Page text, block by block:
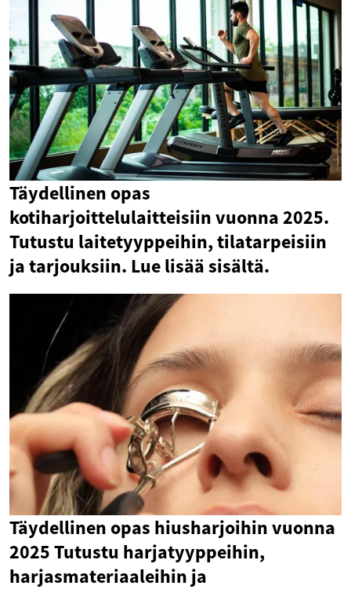
Täydellinen opas
kotiharjoittelulaitteisiin vuonna 2025.
Tutustu laitetyyppeihin, tilatarpeisiin
ja tarjouksiin. Lue lisää sisältä.
Täydellinen opas hiusharjoihin vuonna
2025 Tutustu harjatyyppeihin,
harjasmateriaaleihin ja